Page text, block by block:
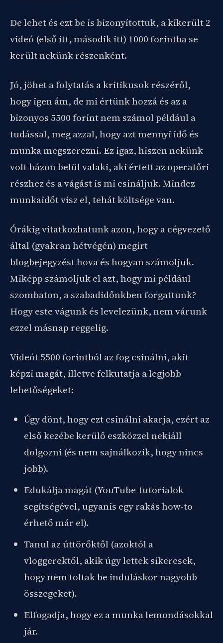
De lehet és ezt be is bizonyítottuk, a kikerült 2
videó (első itt, második itt) 1000 forintba se
került nekünk részenként.
Jó, jöhet a folytatás a kritikusok részéről,
hogy igen ám, de mi értünk hozzá és az a
bizonyos 5500 forint nem számol például a
tudással, meg azzal, hogy azt mennyi idő és
munka megszerezni. Ez igaz, hiszen nekünk
volt házon belül valaki, aki értett az operatőri
részhez és a vágást is mi csináljuk. Mindez
munkaidőt visz el, tehát költsége van.
Órákig vitatkozhatunk azon, hogy a cégvezető
által (gyakran hétvégén) megírt
blogbejegyzést hova és hogyan számoljuk.
Miképp számoljuk el azt, hogy mi például
szombaton, a szabadidőnkben forgattunk?
Hogy este vágunk és levelezünk, nem várunk
ezzel másnap reggelig.
Videót 5500 forintból az fog csinálni, akit
képzi magát, illetve felkutatja a legjobb
lehetőségeket:
Úgy dönt, hogy ezt csinálni akarja, ezért az
első kezébe kerülő eszközzel nekiáll
dolgozni (és nem sajnálkozik, hogy nincs
jobb).
Edukálja magát (YouTube-tutorialok
segítségével, ugyanis egy rakás how-to
érhető már el).
Tanul az úttörőktől (azoktól a
vloggerektől, akik úgy lettek sikeresek,
hogy nem toltak be induláskor nagyobb
összegeket).
Elfogadja, hogy ez a munka lemondásokkal
jár.